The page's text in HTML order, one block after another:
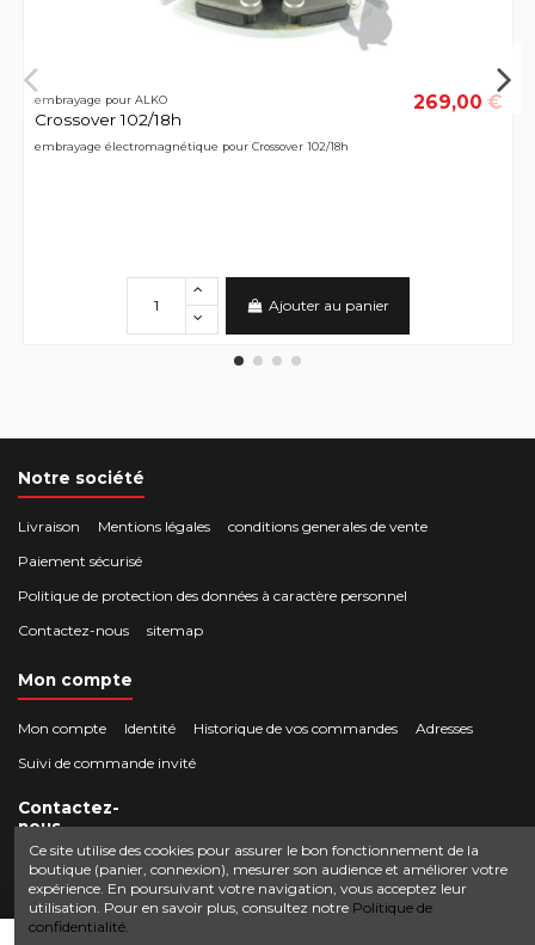
embrayage pour ALKO
Crossover 102/18h
269,00 €
embrayage électromagnétique pour Crossover 102/18h
Ajouter au panier
Notre société
Livraison Mentions légales
conditions generales de vente
Paiement sécurisé
Politique de protection des données à caractère personnel
Contactez-nous
sitemap
Mon compte
Mon compte Identité Historique de vos commandes
Adresses
Suivi de commande invité
Contactez-
nous
Crocbois-motoculture.com
50 route de Villefort 48800 Pied-de-Borne
0624436257
contact@crocbois-motoculture.com
Ce site utilise des cookies pour assurer le bon fonctionnement de la
boutique (panier, connexion), mesurer son audience et améliorer votre
expérience. En poursuivant votre navigation, vous acceptez leur
utilisation. Pour en savoir plus, consultez notre Politique de
confidentialité.